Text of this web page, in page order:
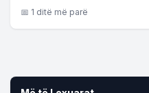
📅 1 ditë më parë